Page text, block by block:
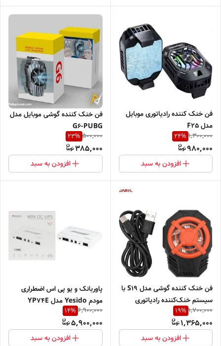
فن خنک کننده رادیاتوری موبایل
مدل F25
1,300,000
24%
980,000
افزودن به سبد
فن خنک کننده گوشی موبایل مدل
G6-PUBG
500,000
23%
385,000
افزودن به سبد
فن خنک کننده گوشی مدل S19 با
سیستم خنک‌کننده رادیاتوری
1,700,000
19%
1,365,000
افزودن به سبد
پاوربانک و یو پی اس اضطراری
مودم Yesido مدل YP74E
6,900,000
14%
5,900,000
افزودن به سبد